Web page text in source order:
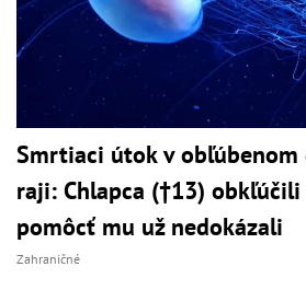
Smrtiaci útok v
raji: Chlapca (†13) obkľúčili
pomôcť mu už nedokázali
Zahraničné